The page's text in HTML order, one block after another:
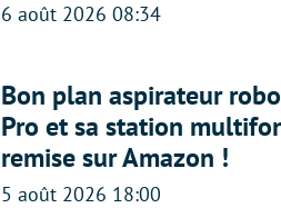
6 août 2026 08:34
Bon plan aspirateur
Pro et sa station
remise sur Amazon !
5 août 2026 18:00